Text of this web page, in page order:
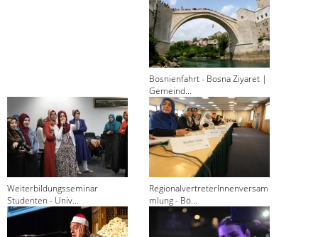
Bosnienfahrt - Bosna Ziyaret |
Gemeind...
Weiterbildungsseminar
Studenten - Univ...
RegionalvertreterInnenversam
mlung - Bö...